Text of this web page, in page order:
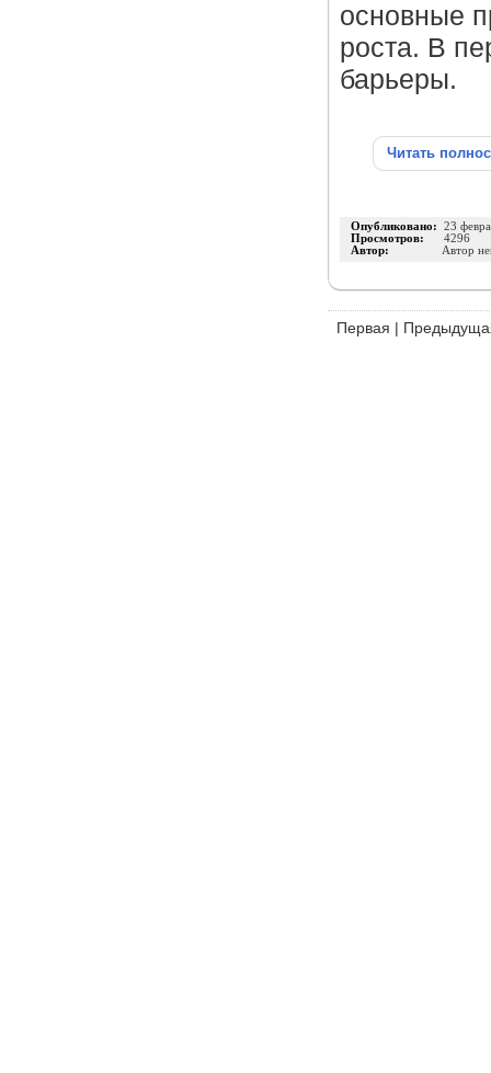
основные
роста. В
барьеры.
Читать
Опубликовано: 23
Просмотров: 4296
Автор: Автор
Первая |